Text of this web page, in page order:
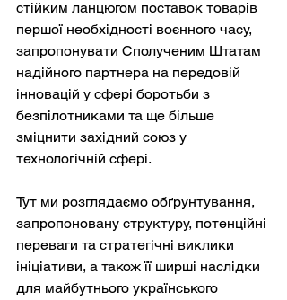
стійким ланцюгом поставок товарів
першої необхідності воєнного часу,
запропонувати Сполученим Штатам
надійного партнера на передовій
інновацій у сфері боротьби з
безпілотниками та ще більше
зміцнити західний союз у
технологічній сфері.
Тут ми розглядаємо обґрунтування,
запропоновану структуру, потенційні
переваги та стратегічні виклики
ініціативи, а також її ширші наслідки
для майбутнього українського